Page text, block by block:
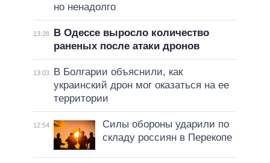
но ненадолго
13:28
В Одессе выросло количество
раненых после атаки дронов
13:03
В Болгарии объяснили, как
украинский дрон мог оказаться на ее
территории
12:54
Силы обороны ударили по
складу россиян в Перекопе